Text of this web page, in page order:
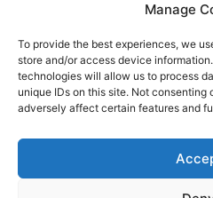
Manage
To provide the best experiences, we
store and/or access device
technologies will allow us to process
unique IDs on this site. Not
adversely affect certain features and
© Copyright 2026, Todos los